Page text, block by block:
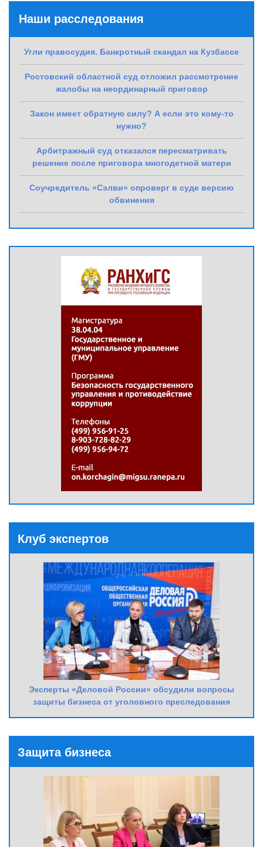
Наши расследования
Угли правосудия. Банкротный скандал на Кузбассе
Ростовский областной суд отложил рассмотрение
жалобы на неординарный приговор
Закон имеет обратную силу? А если это кому-то
нужно?
Арбитражный суд отказался пересматривать
решение после приговора многодетной матери
Соучредитель «Сэлви» опроверг в суде версию
обвинения
Клуб экспертов
Эксперты «Деловой России» обсудили вопросы
защиты бизнеса от уголовного преследования
Защита бизнеса